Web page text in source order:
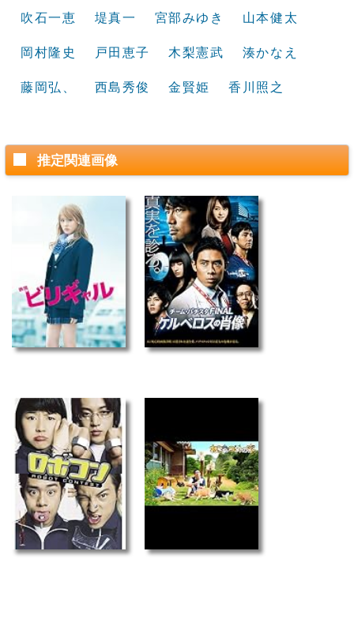
吹石一恵 堤真一 宮部みゆき 山本健太
岡村隆史 戸田恵子 木梨憲武 湊かなえ
藤岡弘、 西島秀俊 金賢姫 香川照之
推定関連画像